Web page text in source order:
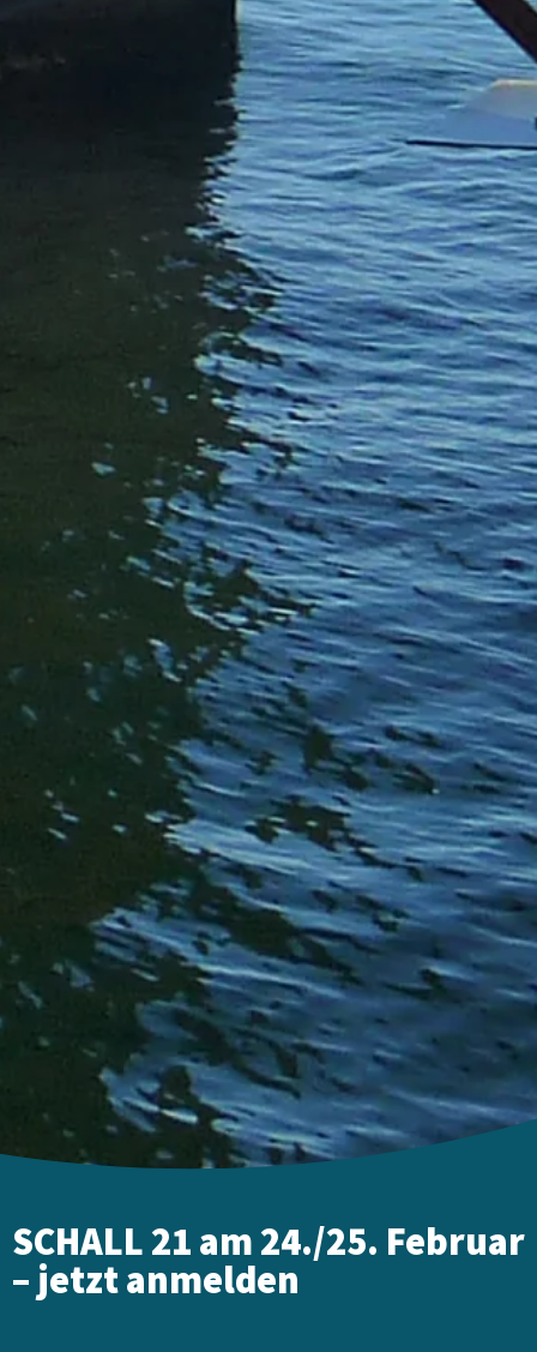
SCHALL 21 am 24./25. Februar
– jetzt anmelden